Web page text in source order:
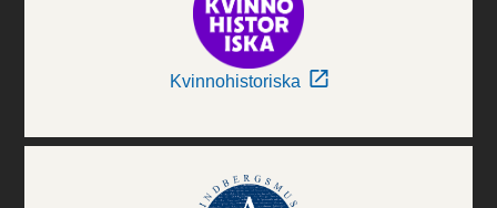
Kvinnohistoriska